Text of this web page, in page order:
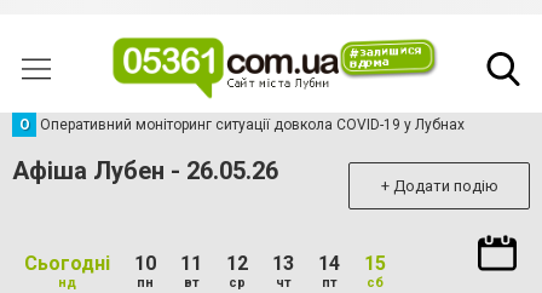
О Оперативний моніторинг ситуації довкола COVID-19 у Лубнах
Афіша Лубен - 26.05.26 + Додати подію
Сьогодні
нд
10
пн
11
вт
12
ср
13
чт
14
пт
15
сб